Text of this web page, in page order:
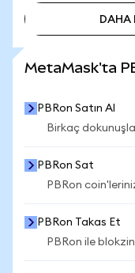
DAHA
MetaMask'ta
PBRon Satın Al
Birkaç dokunuşla
PBRon Sat
PBRon
PBRon Takas Et
PBRon ile